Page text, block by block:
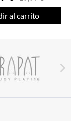
al carrito
